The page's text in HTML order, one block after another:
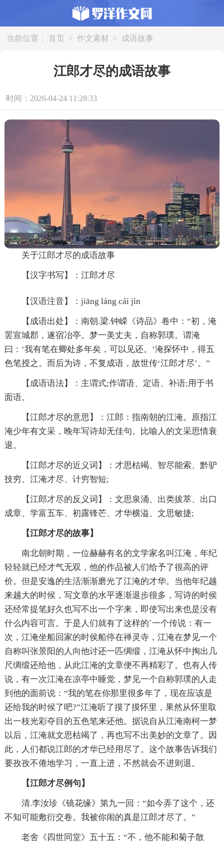
当前位置： 首页 > 作文素材 > 成语故事
江郎才尽的成语故事
时间：2026-04-24 11:28:33
关于江郎才尽的成语故事
【汉字书写】：江郎才尽
【汉语注音】：jiāng láng cái jìn
【成语出处】：南朝.梁.钟嵘《诗品》卷中：“初，淹
罢宣城郡，遂宿冶亭。梦一美丈夫，自称郭璞。谓淹
曰：‘我有笔在卿处多年矣，可以见还。’淹探怀中，得五
色笔授之。而后为诗，不复成语，故世传‘江郎才尽’。”
【成语语法】：主谓式;作谓语、定语、补语;用于书
面语。
【江郎才尽的意思】：江郎：指南朝的江淹。原指江
淹少年有文采，晚年写诗却无佳句。比喻人的文采思情衰
退。
【江郎才尽的近义词】：才思枯竭、智尽能索、黔驴
技穷、江淹才尽、计穷智短;
【江郎才尽的反义词】：文思泉涌、出类拔萃、出口
成章、学富五车、初露锋芒、才华横溢、文思敏捷;
【江郎才尽的故事】
南北朝时期，一位赫赫有名的文学家名叫江淹，年纪
轻轻就已经才气无双，他的作品被人们给予了很高的评
价。但是安逸的生活渐渐磨光了江淹的才华。当他年纪越
来越大的时候，写文章的水平逐渐退步很多，写诗的时侯
还经常提笔好久也写不出一个字来，即使写出来也是没有
什么内容可言。于是人们就有了这样的`一个传说：有一
次，江淹坐船回家的时侯船停在禅灵寺，江淹在梦见一个
自称叫张景阳的人向他讨还一匹绸缎，江淹从怀中掏出几
尺绸缎还给他，从此江淹的文章便不再精彩了。也有人传
说，有一次江淹在凉亭中睡觉，梦见一个自称郭璞的人走
到他的面前说：“我的笔在你那里很多年了，现在应该是
还给我的时候了吧?”江淹听了摸了摸怀里，果然从怀里取
出一枝光彩夺目的五色笔来还他。据说自从江淹南柯一梦
以后，江淹就文思枯竭了，再也写不出美妙的文章了。因
此，人们都说江郎的才华已经用尽了。这个故事告诉我们
要孜孜不倦地学习，一直上进，不然就会不进则退。
【江郎才尽例句】
清.李汝珍《镜花缘》第九一回：“如今弄了这个，还
不知可能敷衍交卷。我被你闹的真是江郎才尽了。”
老舍《四世同堂》五十五：“不，他不能和菊子散